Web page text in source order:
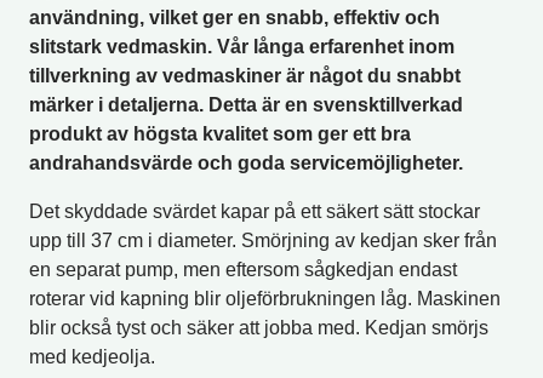
användning, vilket ger en snabb, effektiv och
slitstark vedmaskin. Vår långa erfarenhet inom
tillverkning av vedmaskiner är något du snabbt
märker i detaljerna. Detta är en svensktillverkad
produkt av högsta kvalitet som ger ett bra
andrahandsvärde och goda servicemöjligheter.
Det skyddade svärdet kapar på ett säkert sätt stockar
upp till 37 cm i diameter. Smörjning av kedjan sker från
en separat pump, men eftersom sågkedjan endast
roterar vid kapning blir oljeförbrukningen låg. Maskinen
blir också tyst och säker att jobba med. Kedjan smörjs
med kedjeolja.